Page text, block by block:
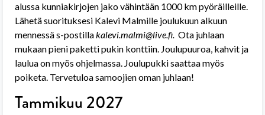
alussa kunniakirjojen jako vähintään 1000 km pyöräilleille.
Lähetä suorituksesi Kalevi Malmille joulukuun alkuun
mennessä s-postillakalevi.malmi@live.fi. Ota juhlaan
mukaan pieni paketti pukin konttiin. Joulupuuroa, kahvit ja
laulua on myös ohjelmassa. Joulupukki saattaa myös
poiketa. Tervetuloa samoojien oman juhlaan!
Tammikuu 2027